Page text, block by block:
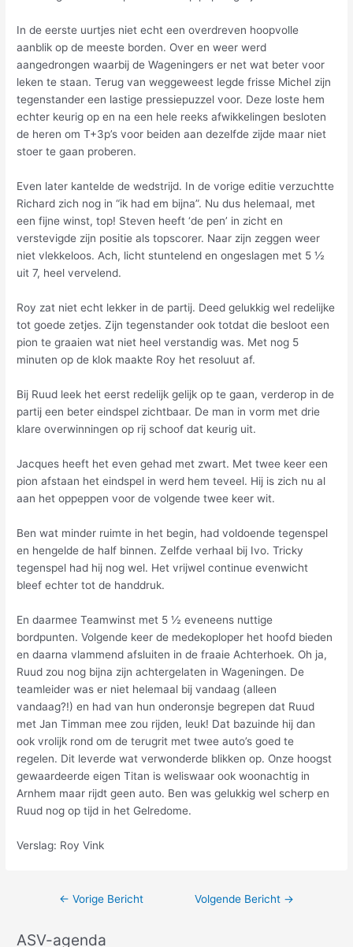
In de eerste uurtjes niet echt een overdreven hoopvolle
aanblik op de meeste borden. Over en weer werd
aangedrongen waarbij de Wageningers er net wat beter voor
leken te staan. Terug van weggeweest legde frisse Michel zijn
tegenstander een lastige pressiepuzzel voor. Deze loste hem
echter keurig op en na een hele reeks afwikkelingen besloten
de heren om T+3p’s voor beiden aan dezelfde zijde maar niet
stoer te gaan proberen.
Even later kantelde de wedstrijd. In de vorige editie verzuchtte
Richard zich nog in “ik had em bijna”. Nu dus helemaal, met
een fijne winst, top! Steven heeft ‘de pen’ in zicht en
verstevigde zijn positie als topscorer. Naar zijn zeggen weer
niet vlekkeloos. Ach, licht stuntelend en ongeslagen met 5 ½
uit 7, heel vervelend.
Roy zat niet echt lekker in de partij. Deed gelukkig wel redelijke
tot goede zetjes. Zijn tegenstander ook totdat die besloot een
pion te graaien wat niet heel verstandig was. Met nog 5
minuten op de klok maakte Roy het resoluut af.
Bij Ruud leek het eerst redelijk gelijk op te gaan, verderop in de
partij een beter eindspel zichtbaar. De man in vorm met drie
klare overwinningen op rij schoof dat keurig uit.
Jacques heeft het even gehad met zwart. Met twee keer een
pion afstaan het eindspel in werd hem teveel. Hij is zich nu al
aan het oppeppen voor de volgende twee keer wit.
Ben wat minder ruimte in het begin, had voldoende tegenspel
en hengelde de half binnen. Zelfde verhaal bij Ivo. Tricky
tegenspel had hij nog wel. Het vrijwel continue evenwicht
bleef echter tot de handdruk.
En daarmee Teamwinst met 5 ½ eveneens nuttige
bordpunten. Volgende keer de medekoploper het hoofd bieden
en daarna vlammend afsluiten in de fraaie Achterhoek. Oh ja,
Ruud zou nog bijna zijn achtergelaten in Wageningen. De
teamleider was er niet helemaal bij vandaag (alleen
vandaag?!) en had van hun onderonsje begrepen dat Ruud
met Jan Timman mee zou rijden, leuk! Dat bazuinde hij dan
ook vrolijk rond om de terugrit met twee auto’s goed te
regelen. Dit leverde wat verwonderde blikken op. Onze hoogst
gewaardeerde eigen Titan is weliswaar ook woonachtig in
Arnhem maar rijdt geen auto. Ben was gelukkig wel scherp en
Ruud nog op tijd in het Gelredome.
Verslag: Roy Vink
← Vorige Bericht Volgende Bericht →
ASV-agenda
A